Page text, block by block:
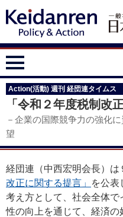
Action(活動) 週刊 経団連タイム
「令和２年度税制改
－企業の国際競争力の強化
望
経団連（中西宏明会長）は
改正に関する提言」
を公表
考え方として、社会全体
性の向上を通じて、経済の